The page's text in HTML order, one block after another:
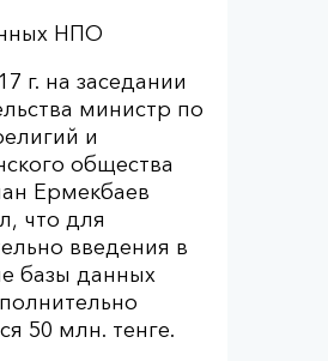
НПО
г. на заседании
министр по
и
общества
Ермекбаев
что для
введения в
базы данных
50 млн. тенге.